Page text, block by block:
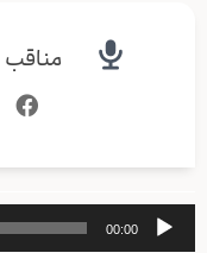
مناقب
مشغل
الصوت
00:00